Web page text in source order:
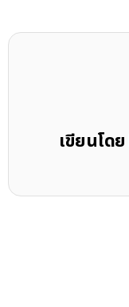
เขียนโดย